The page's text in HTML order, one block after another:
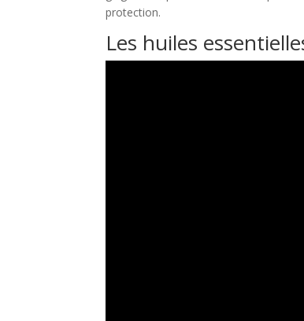
protection.
Les huiles